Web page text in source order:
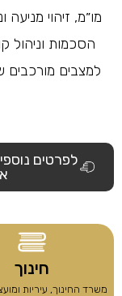
מו״מ, זיהוי
הסכמות וניהול
למצבים מורכבים
לפרטים
חינוך
משרד החינוך, עיריות